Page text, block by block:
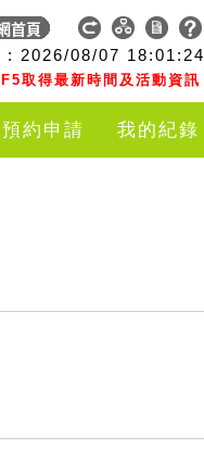
: 2026/08/07 18:01:24
取得最新時間及活動資訊
預約申請 我的紀錄